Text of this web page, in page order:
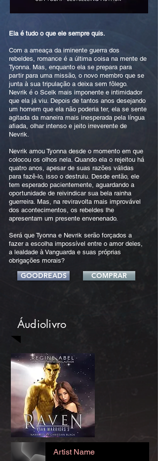
Ela é tudo o que ele sempre quis.
Com a ameaça da iminente guerra dos
rebeldes, romance é a última coisa na mente de
Tyonna. Mas, enquanto ela se prepara para
partir para uma missão, o novo membro que se
junta à sua tripulação a deixa sem fôlego.
Nevrik é o Scelk mais imponente e intimidador
que ela já viu. Depois de tantos anos desejando
um homem que ela não poderia ter, ela se sente
agitada da maneira mais inesperada pela língua
afiada, olhar intenso e jeito irreverente de
Nevrik.
Nevrik amou Tyonna desde o momento em que
colocou os olhos nela. Quando ela o rejeitou há
quatro anos, apesar de suas razões válidas
para fazê-lo, isso o destruiu. Desde então, ele
tem esperado pacientemente, aguardando a
oportunidade de reivindicar sua bela rainha
guerreira. Mas, na reviravolta mais improvável
dos acontecimentos, os rebeldes lhe
apresentam um presente envenenado.
Será que Tyonna e Nevrik serão forçados a
fazer a escolha impossível entre o amor deles,
a lealdade à Vanguarda e suas próprias
obrigações morais?
GOODREADS COMPRAR
Áudiolivro
Artist Name